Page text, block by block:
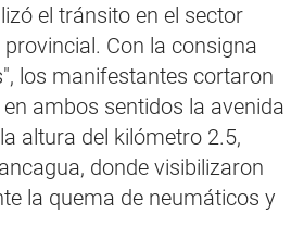
el tránsito en el sector
Con la consigna
los manifestantes cortaron
ambos sentidos la avenida
altura del kilómetro 2.5,
donde visibilizaron
la quema de neumáticos y